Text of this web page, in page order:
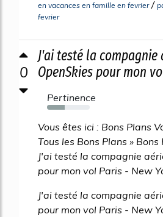
en vacances en famille en fevrier/
fevrier
0
J'ai testé la compagnie
OpenSkies pour mon
Pertinence
41%
Vous êtes ici : Bons Plans
Tous les Bons Plans »
J'ai testé la compagnie
pour mon vol Paris - New
J'ai testé la compagnie
pour mon vol Paris - New